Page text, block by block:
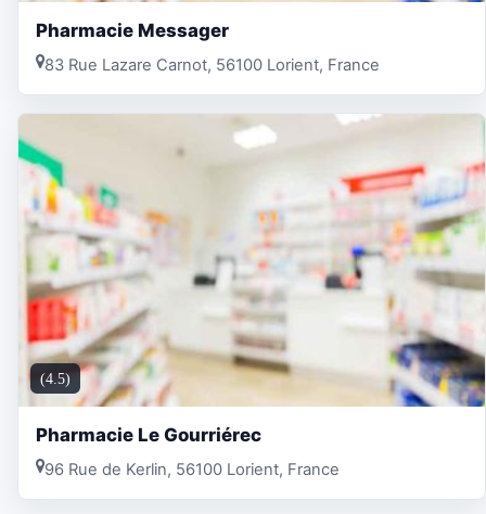
Pharmacie Messager
83 Rue Lazare Carnot, 56100 Lorient, France
(4.5)
Pharmacie Le Gourriérec
96 Rue de Kerlin, 56100 Lorient, France